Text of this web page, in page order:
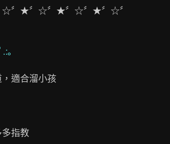
〞★〞☆〞★〞☆〞★〞☆〞
｡
適合溜小孩
指教